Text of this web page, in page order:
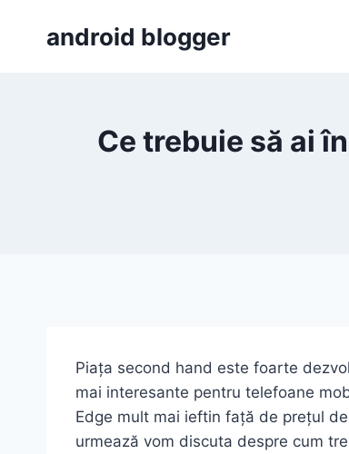
android blogger
Ce trebuie să ai
Piața second hand este foarte
mai interesante pentru telefoane
Edge mult mai ieftin față de prețul
urmează vom discuta despre cum